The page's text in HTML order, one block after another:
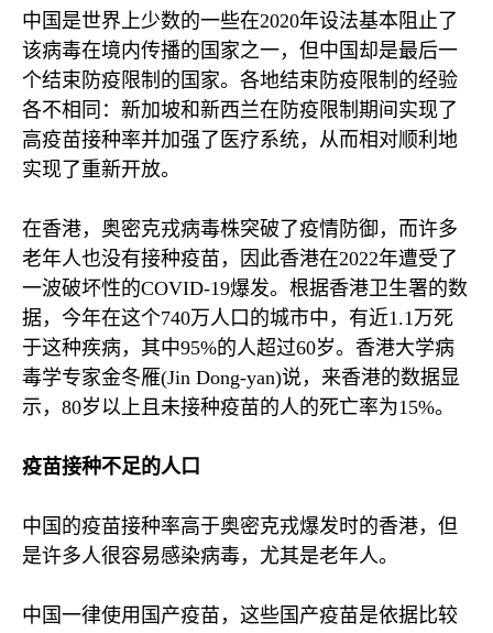
中国是世界上少数的一些在2020年设法基本阻止了
该病毒在境内传播的国家之一，但中国却是最后一
个结束防疫限制的国家。各地结束防疫限制的经验
各不相同：新加坡和新西兰在防疫限制期间实现了
高疫苗接种率并加强了医疗系统，从而相对顺利地
实现了重新开放。
在香港，奥密克戎病毒株突破了疫情防御，而许多
老年人也没有接种疫苗，因此香港在2022年遭受了
一波破坏性的COVID-19爆发。根据香港卫生署的数
据，今年在这个740万人口的城市中，有近1.1万死
于这种疾病，其中95%的人超过60岁。香港大学病
毒学专家金冬雁(Jin Dong-yan)说，来香港的数据显
示， 80岁以上且未接种疫苗的人的死亡率为15%。
疫苗接种不足的人口
中国的疫苗接种率高于奥密克戎爆发时的香港，但
是许多人很容易感染病毒，尤其是老年人。
中国一律使用国产疫苗，这些国产疫苗是依据比较